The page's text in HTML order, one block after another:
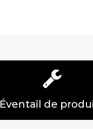
Éventail de